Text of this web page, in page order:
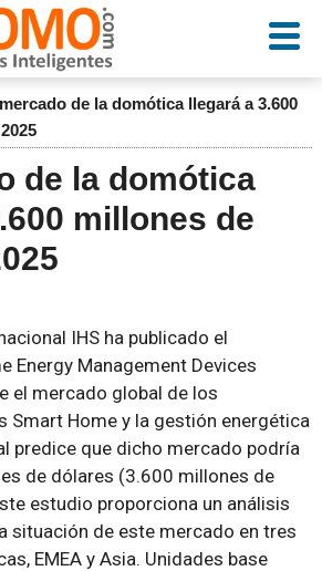
de la domótica llegará a 3.600
de la domótica
millones de
IHS ha publicado el
Energy Management Devices
el mercado global de los
Smart Home y la gestión energética
predice que dicho mercado podría
de dólares (3.600 millones de
estudio proporciona un análisis
situación de este mercado en tres
EMEA y Asia. Unidades base